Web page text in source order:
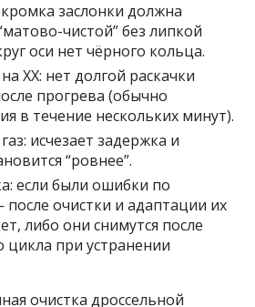
заслонки должна
чистой” без липкой
оси нет чёрного кольца.
ХХ: нет долгой раскачки
прогрева (обычно
в течение нескольких минут).
исчезает задержка и
“ровнее”.
если были ошибки по
очистки и адаптации их
либо они снимутся после
цикла при устранении
очистка дроссельной